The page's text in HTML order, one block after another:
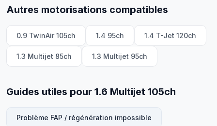
Autres motorisations compatibles
0.9 TwinAir 105ch 1.4 95ch 1.4 T-Jet 120ch
1.3 Multijet 85ch 1.3 Multijet 95ch
Guides utiles pour 1.6 Multijet 105ch
Problème FAP / régénération impossible